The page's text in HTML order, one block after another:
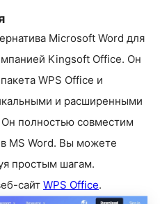
Microsoft Word для
Kingsoft Office. Он
WPS Office и
и расширенными
полностью совместим
MS Word. Вы можете
простым шагам.
сайт WPS Office.